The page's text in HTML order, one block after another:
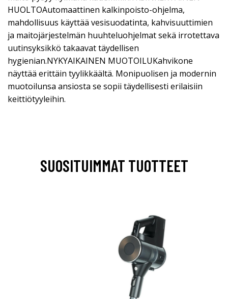
HUOLTOAutomaattinen kalkinpoisto-ohjelma,
mahdollisuus käyttää vesisuodatinta, kahvisuuttimien
ja maitojärjestelmän huuhteluohjelmat sekä irrotettava
uutinsyksikkö takaavat täydellisen
hygienian.NYKYAIKAINEN MUOTOILUKahvikone
näyttää erittäin tyylikkäältä. Monipuolisen ja modernin
muotoilunsa ansiosta se sopii täydellisesti erilaisiin
keittiötyyleihin.
SUOSITUIMMAT TUOTTEET